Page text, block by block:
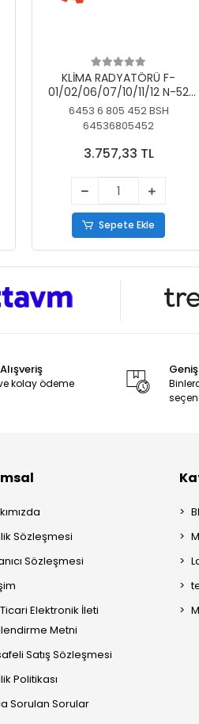
KLİMA RADYATÖRÜ F-
01/02/06/07/10/11/12 N-52
N/N-53/57/63
6453 6 805 452 BSH
64536805452
3.757,33 TL
Sepete Ekle
kolay ödeme
Sözleşmesi
Sözleşmesi
Ticari Elektronik İleti
Metni
Satış Sözleşmesi
Politikası
Sorulan Sorular